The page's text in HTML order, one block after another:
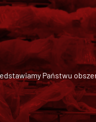
Państwu